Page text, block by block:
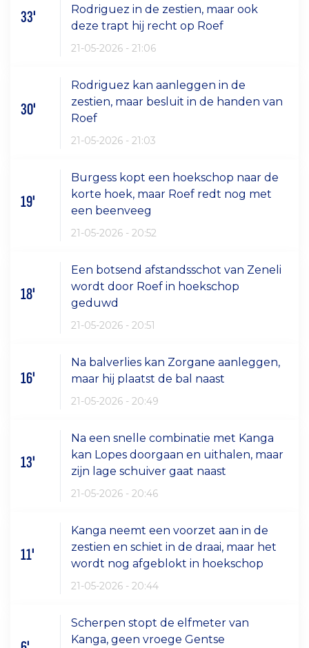
33'
Rodriguez in de zestien, maar ook
deze trapt hij recht op Roef
21-05-2026 - 21:06
30'
Rodriguez kan aanleggen in de
zestien, maar besluit in de handen van
Roef
21-05-2026 - 21:03
19'
Burgess kopt een hoekschop naar de
korte hoek, maar Roef redt nog met
een beenveeg
21-05-2026 - 20:52
18'
Een botsend afstandsschot van Zeneli
wordt door Roef in hoekschop
geduwd
21-05-2026 - 20:51
16'
Na balverlies kan Zorgane aanleggen,
maar hij plaatst de bal naast
21-05-2026 - 20:49
13'
Na een snelle combinatie met Kanga
kan Lopes doorgaan en uithalen, maar
zijn lage schuiver gaat naast
21-05-2026 - 20:46
11'
Kanga neemt een voorzet aan in de
zestien en schiet in de draai, maar het
wordt nog afgeblokt in hoekschop
21-05-2026 - 20:44
Scherpen stopt de elfmeter van
Kanga, geen vroege Gentse